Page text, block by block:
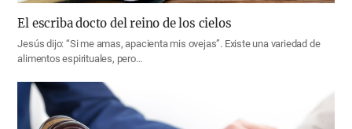
El escriba docto del reino de los cielos
Jesús dijo: “Si me amas, apacienta mis ovejas”. Existe una variedad de
alimentos espirituales, pero…